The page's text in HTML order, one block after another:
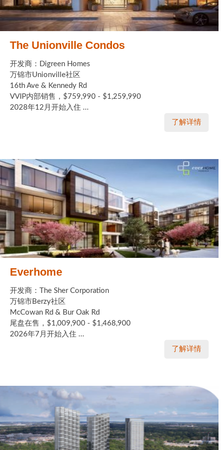
The Unionville Condos
开发商：Digreen Homes
万锦市Unionville社区
16th Ave & Kennedy Rd
VVIP内部销售，$759,990 - $1,259,990
2028年12月开始入住 ...
了解详情
Everhome
开发商：The Sher Corporation
万锦市Berzy社区
McCowan Rd & Bur Oak Rd
尾盘在售，$1,009,900 - $1,468,900
2026年7月开始入住 ...
了解详情